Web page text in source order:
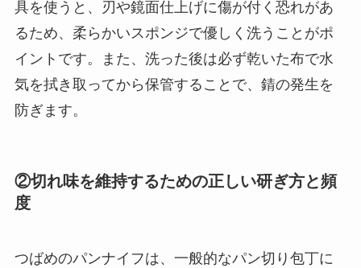
具を使うと、刃や鏡面仕上げに傷が付く恐れがあ
るため、柔らかいスポンジで優しく洗うことがポ
イントです。また、洗った後は必ず乾いた布で水
気を拭き取ってから保管することで、錆の発生を
防ぎます。
②切れ味を維持するための正しい研ぎ方と頻
度
つばめのパンナイフは、一般的なパン切り包丁に